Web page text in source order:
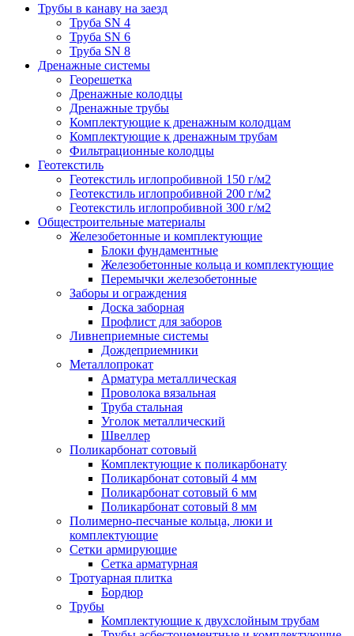
Трубы в канаву на заезд
Труба SN 4
Труба SN 6
Труба SN 8
Дренажные системы
Георешетка
Дренажные колодцы
Дренажные трубы
Комплектующие к дренажным колодцам
Комплектующие к дренажным трубам
Фильтрационные колодцы
Геотекстиль
Геотекстиль иглопробивной 150 г/м2
Геотекстиль иглопробивной 200 г/м2
Геотекстиль иглопробивной 300 г/м2
Общестроительные материалы
Железобетонные и комплектующие
Блоки фундаментные
Железобетонные кольца и комплектующие
Перемычки железобетонные
Заборы и ограждения
Доска заборная
Профлист для заборов
Ливнеприемные системы
Дождеприемники
Металлопрокат
Арматура металлическая
Проволока вязальная
Труба стальная
Уголок металлический
Швеллер
Поликарбонат сотовый
Комплектующие к поликарбонату
Поликарбонат сотовый 4 мм
Поликарбонат сотовый 6 мм
Поликарбонат сотовый 8 мм
Полимерно-песчаные кольца, люки и
комплектующие
Сетки армирующие
Сетка арматурная
Тротуарная плитка
Бордюр
Трубы
Комплектующие к двухслойным трубам